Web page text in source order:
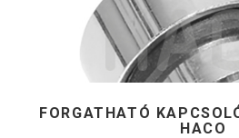
FORGATHATÓ
HACO